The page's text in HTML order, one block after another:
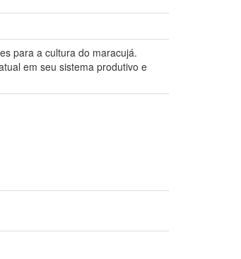
para a cultura do maracujá.
em seu sistema produtivo e